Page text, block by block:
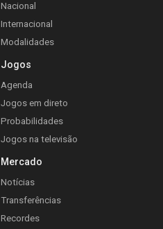
Nacional
Internacional
Modalidades
Jogos
Agenda
Jogos em direto
Probabilidades
Jogos na televisão
Mercado
Notícias
Transferências
Recordes